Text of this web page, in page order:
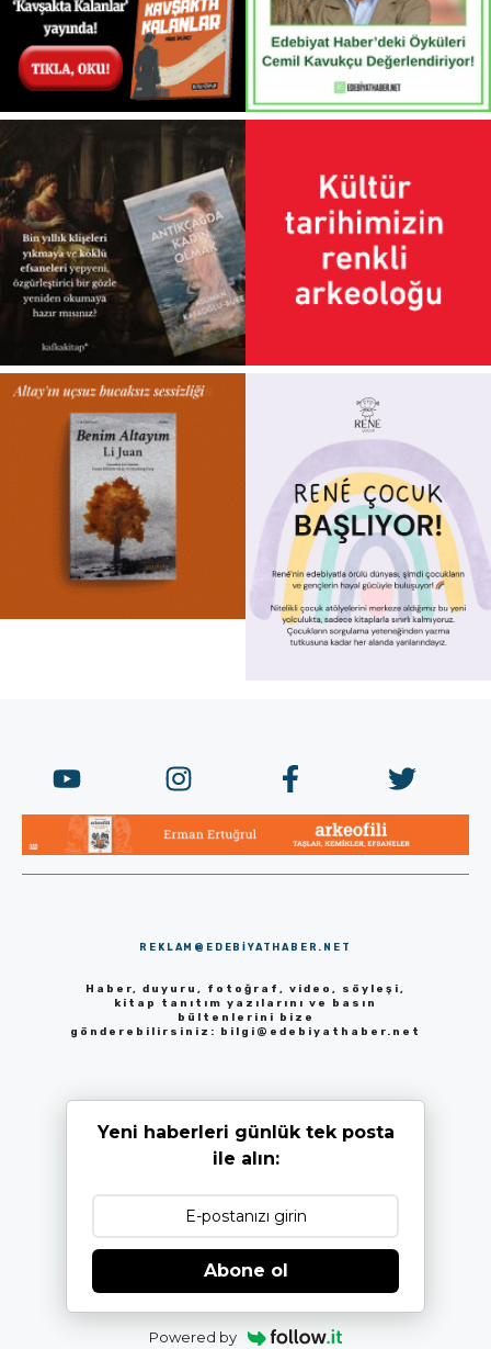
REKLAM@EDEBIYATHABER.NET
Haber, duyuru, fotoğraf, video, söyleşi,
kitap tanıtım yazılarını ve basın
bültenlerini bize
gönderebilirsiniz: bilgi@edebiyathaber.net
Yeni haberleri günlük tek posta
ile alın:
Abone ol
Powered by